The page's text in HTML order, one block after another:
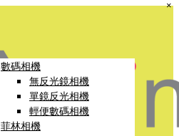
數碼相機
無反光鏡相機
單鏡反光相機
輕便數碼相機
菲林相機
×